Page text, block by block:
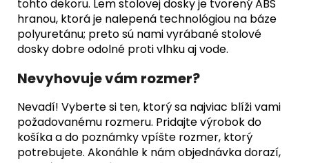
tohto dekoru. Lem stolovej dosky je tvorený ABS
hranou, ktorá je nalepená technológiou na báze
polyuretánu; preto sú nami vyrábané stolové
dosky dobre odolné proti vlhku aj vode.
Nevyhovuje vám rozmer?
Nevadí! Vyberte si ten, ktorý sa najviac blíži vami
požadovanému rozmeru. Pridajte výrobok do
košíka a do poznámky vpíšte rozmer, ktorý
potrebujete. Akonáhle k nám objednávka dorazí,